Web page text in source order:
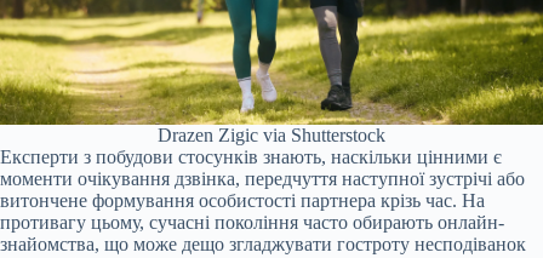
Drazen Zigic via Shutterstock
Експерти з побудови стосунків знають, наскільки цінними є
моменти очікування дзвінка, передчуття наступної зустрічі або
витончене формування особистості партнера крізь час. На
противагу цьому, сучасні покоління часто обирають онлайн-
знайомства, що може дещо згладжувати гостроту несподіванок